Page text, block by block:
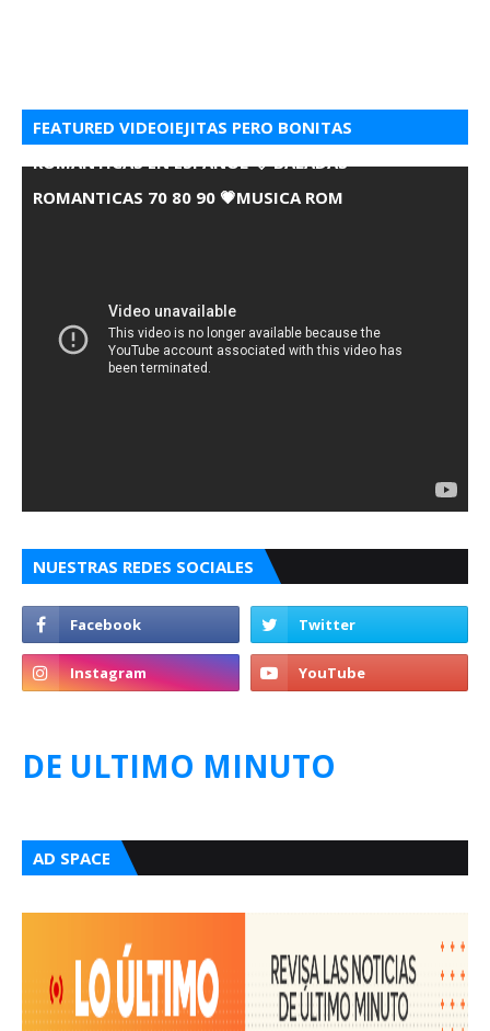
FEATURED VIDEOIEJITAS PERO BONITAS
ROMANTICAS EN ESPANOL 💘 BALADAS
ROMANTICAS 70 80 90 💗MUSICA ROM
NUESTRAS REDES SOCIALES
DE ULTIMO MINUTO
AD SPACE